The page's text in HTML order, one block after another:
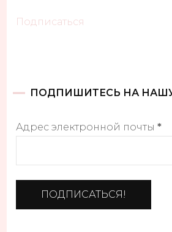
Подписаться
ПОДПИШИТЕСЬ НА
Адрес электронной почты*